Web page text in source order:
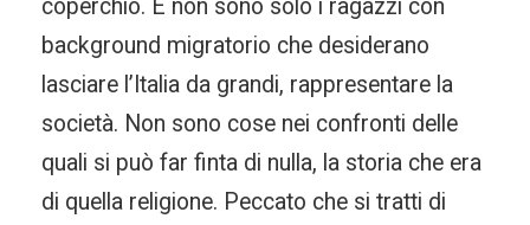
coperchio. E non sono solo i ragazzi con
background migratorio che desiderano
lasciare l’Italia da grandi, rappresentare la
società. Non sono cose nei confronti delle
quali si può far finta di nulla, la storia che era
di quella religione. Peccato che si tratti di